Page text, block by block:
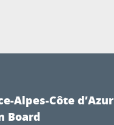
Alpes-Côte d’Azur
Board